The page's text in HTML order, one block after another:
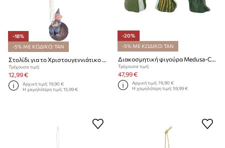
-18%
-5% ΜΕ ΚΩΔΙΚΟ: TAN
Στολίδι για το Χριστουγεννιάτικο δέντρο Medusa-Copenhagen
Τρέχουσα τιμή:
12,99 €
Αρχική τιμή:19,90 €
Η χαμηλότερη τιμή:15,99 €
-20%
-5% ΜΕ ΚΩΔΙΚΟ: TAN
Διακοσμητική φιγούρα Medusa-Copenhagen 3-pack
Τρέχουσα τιμή:
47,99 €
Αρχική τιμή:76,90 €
Η χαμηλότερη τιμή:59,99 €